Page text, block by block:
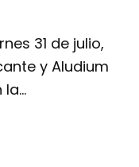
31 de julio,
y Aludium
la…